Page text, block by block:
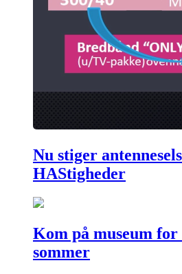
Nu stiger
HAStigheder
Kom på museum
sommer